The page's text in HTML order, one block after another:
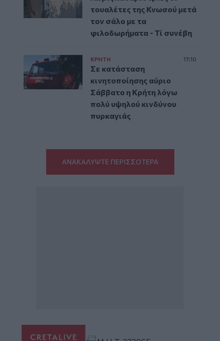
τουαλέτες της Κνωσού μετά
τον σάλο με τα
φιλοδωρήματα - Τί συνέβη
ΚΡΗΤΗ 17:10
Σε κατάσταση
κινητοποίησης αύριο
Σάββατο η Κρήτη λόγω
πολύ υψηλού κινδύνου
πυρκαγιάς
ΑΝΑΚΑΛΥΨΤΕ ΠΕΡΙΣΣΟΤΕΡΑ